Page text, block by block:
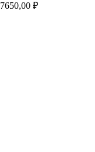
7650,00 ₽